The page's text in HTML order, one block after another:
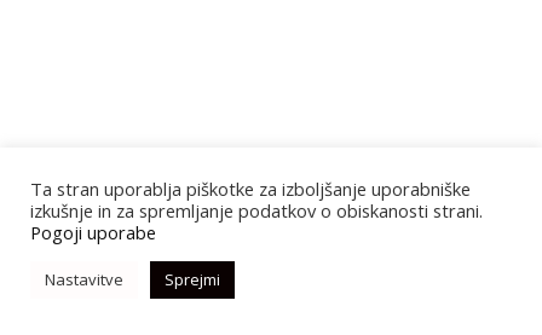
Ta stran uporablja piškotke za izboljšanje uporabniške
izkušnje in za spremljanje podatkov o obiskanosti strani.
Pogoji uporabe
Nastavitve Sprejmi